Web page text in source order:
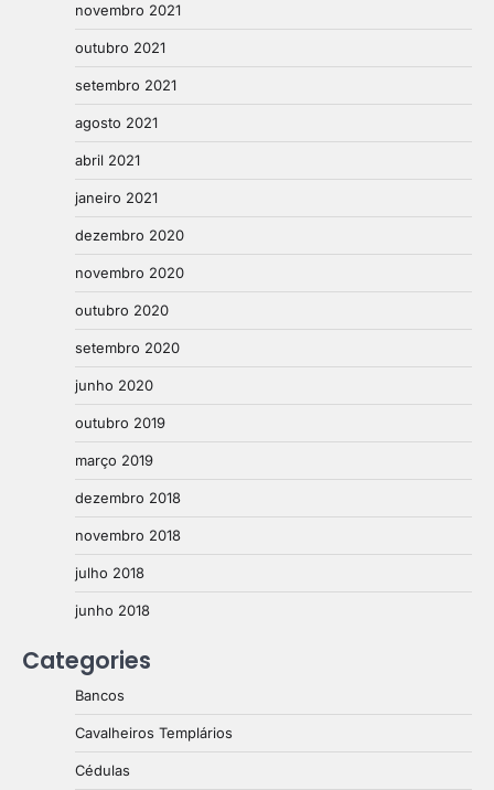
novembro 2021
outubro 2021
setembro 2021
agosto 2021
abril 2021
janeiro 2021
dezembro 2020
novembro 2020
outubro 2020
setembro 2020
junho 2020
outubro 2019
março 2019
dezembro 2018
novembro 2018
julho 2018
junho 2018
Categories
Bancos
Cavalheiros Templários
Cédulas